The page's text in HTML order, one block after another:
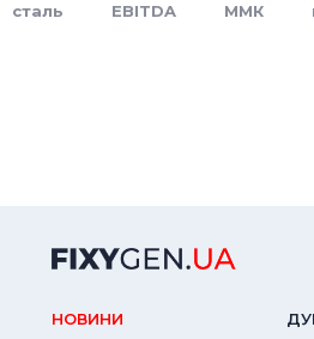
сталь EBITDA ММК
НОВИНИ